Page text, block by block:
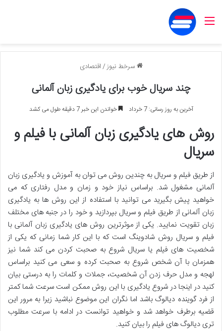
منو
سرخط نیوز/اقتصادی
چند سریال خوب برای یادگیری زبان آلمانی
آخرین به روز رسانی: 7 خرداد خواندن این خبر 7 دقیقه طول می کشد
روش های یادگیری زبان آلمانی با فیلم و
سریال
از طریق فیلم و سریال به چندین روش می توان به آموزش و یادگیری زبان
آلمانی مشغول شد. براساس نیاز خود و زمان و مدل رفتاری که می
خواهید پیش بگیرید می توانید با استفاده از این روش ها به یادگیری
زبان آلمانی از طریق فیلم و سریال بپردازید و خود را در جنبه های مختلف
زبان تقویت نمایید. یکی از موثرترین روش های یادگیری زبان آلمانی با
فیلم و سریال روش شادوینگ است که با این کار شما زمانی که یکی از
شخصیت های فیلم یا سریال شروع به صحبت کردن می کند شما نیز
همزمان با آن شخص شروع به صحبت کرده و سعی می کنید براساس
لهجه و مدل حرف زدن آن شخصیت، جملات و کلمات را به درستی بیان
کنید در اینجا در شروع یادگیری با این روش ممکن است سرعت شما کمتر
از فرد گوینده دیالوگ باشد اما نگران این موضوع نباشید زیرا به مرور این
قضیه برطرف خواهد شد و خواهید توانست در ادامه با سرعت مطلوب
تری دیالوگ های فیلم را بیان کنید.